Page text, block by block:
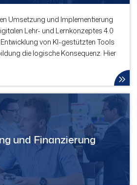
Umsetzung und Implementierung
Lehr- und Lernkonzeptes 4.0
von KI-gestützten Tools
die logische Konsequenz. Hier
und Finanzierung